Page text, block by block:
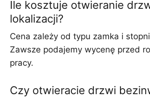
Ile kosztuje otwieranie
lokalizacji?
Cena zależy od typu zamka i
Zawsze podajemy wycenę przed
pracy.
Czy otwieracie drzwi